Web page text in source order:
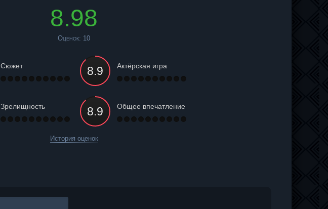
8.98
Оценок: 10
Сюжет Актёрская игра
Зрелищность Общее впечатление
История оценок